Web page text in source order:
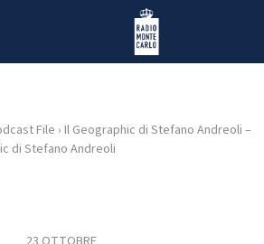
Radio Monte Carlo
File › Il Geographic di Stefano Andreoli –
di Stefano Andreoli